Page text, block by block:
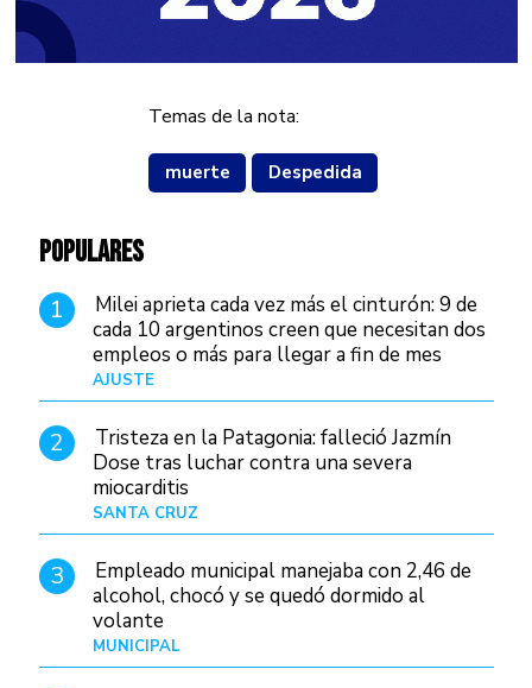
Temas de la nota:
muerte Despedida
POPULARES
1
Milei aprieta cada vez más el cinturón: 9 de
cada 10 argentinos creen que necesitan dos
empleos o más para llegar a fin de mes
AJUSTE
2
Tristeza en la Patagonia: falleció Jazmín
Dose tras luchar contra una severa
miocarditis
SANTA CRUZ
3
Empleado municipal manejaba con 2,46 de
alcohol, chocó y se quedó dormido al
volante
MUNICIPAL